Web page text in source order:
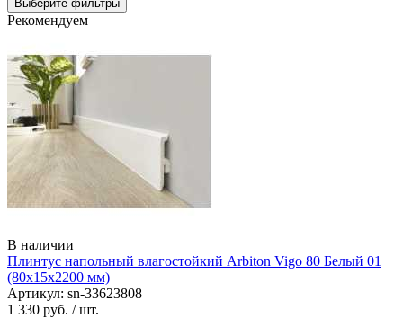
Выберите фильтры
Рекомендуем
В наличии
Плинтус напольный влагостойкий Arbiton Vigo 80 Белый 01
(80х15х2200 мм)
Артикул: sn-33623808
1 330 руб. / шт.